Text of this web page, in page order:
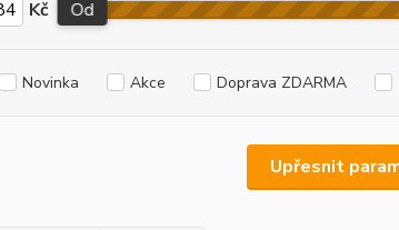
Upřesnit
Kč Od
Novinka Akce Doprava ZDARMA